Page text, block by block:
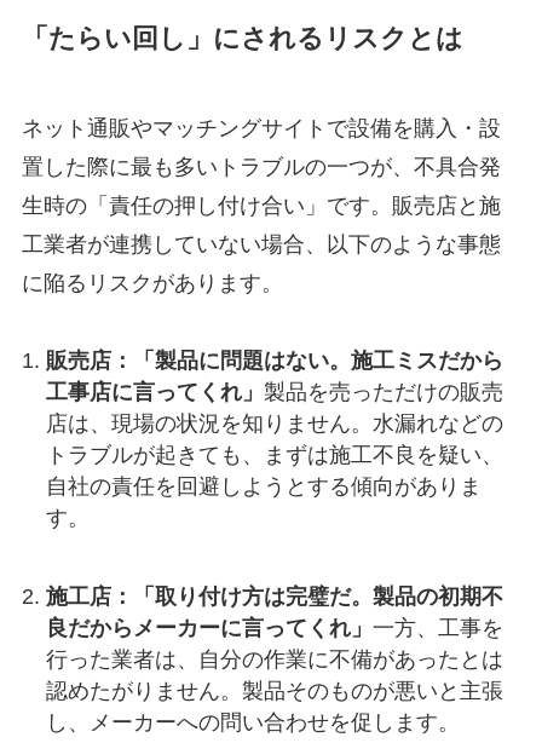
「たらい回し」にされるリスクとは
ネット通販やマッチングサイトで設備を購入・設
置した際に最も多いトラブルの一つが、不具合発
生時の「責任の押し付け合い」です。販売店と施
工業者が連携していない場合、以下のような事態
に陥るリスクがあります。
販売店：「製品に問題はない。施工ミスだから
工事店に言ってくれ」 製品を売っただけの販売
店は、現場の状況を知りません。水漏れなどの
トラブルが起きても、まずは施工不良を疑い、
自社の責任を回避しようとする傾向がありま
す。
施工店：「取り付け方は完璧だ。製品の初期不
良だからメーカーに言ってくれ」 一方、工事を
行った業者は、自分の作業に不備があったとは
認めたがりません。製品そのものが悪いと主張
し、メーカーへの問い合わせを促します。